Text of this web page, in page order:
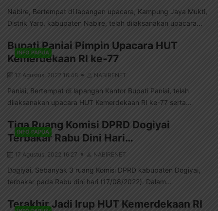
Nabire, Bertempat di lapangan upacara, Kampung Jaya Mukti,
Distrik Yaro, kabupaten Nabire, telah dilaksanakan upacara...
INFO PAPUA
Bupati Paniai Pimpin Upacara HUT
Kemerdekaan RI ke-77
17 Agustus, 2022 16:48 NABIRENET
Paniai, Bertempat di lapangan Kantor Bupati Paniai, telah
dilaksanakan upacara HUT Kemerdekaan RI ke-77 serta...
INFO PAPUA
Tiga Ruang Komisi DPRD Dogiyai
Terbakar Rabu Dini Hari…
17 Agustus, 2022 16:27 NABIRENET
Dogiyai, Sebanyak 3 ruang Komisi DPRD kabupaten Dogiyai,
terbakar pada Rabu dini hari (17/08/2022). Dalam...
Terakhir Jadi Irup HUT Kemerdekaan RI